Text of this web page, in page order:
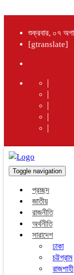
শুক্রবার, ০৭
[gtranslate]
Toggle navigation
প্রচ্ছদ
জাতীয়
রাজনীতি
অর্থনীতি
সারাদেশ
ঢাকা
চট্টগ্রাম
রাজশাহী